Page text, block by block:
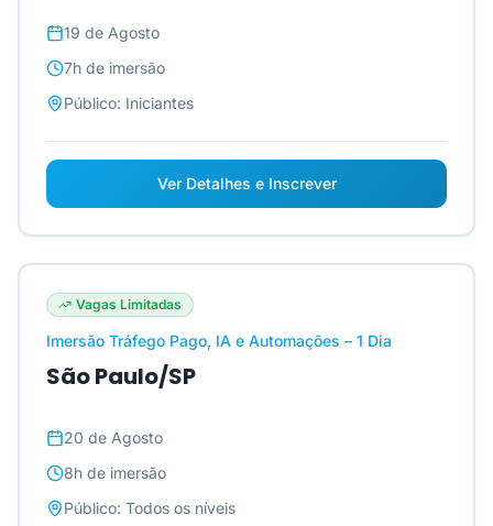
19 de Agosto
7h de imersão
Público: Iniciantes
Ver Detalhes e Inscrever
Vagas Limitadas
Imersão Tráfego Pago, IA e Automações – 1 Dia
São Paulo/SP
20 de Agosto
8h de imersão
Público: Todos os níveis